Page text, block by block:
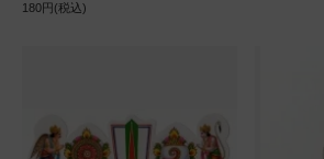
180円(税込)